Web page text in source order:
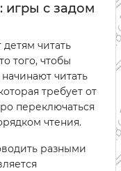
игры с задом
читать
того, чтобы
читать
требует от
переключаться
чтения.
разными